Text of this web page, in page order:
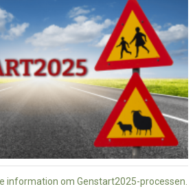
information om Genstart2025-processen.